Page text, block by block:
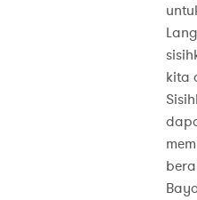
kita